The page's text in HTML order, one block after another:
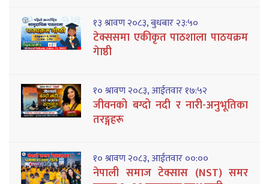
१३ श्रावण २०८३, बुधबार २३:५०
टेक्ससमा एकीकृत पाठशाला पाठयक्रम
गेाष्ठी
१० श्रावण २०८३, आईतवार १७:५२
जीवनको बग्दो नदी र नारी-अनुभूतिका
तरङ्गहरू
१० श्रावण २०८३, आईतवार ००:००
नेपाली समाज टेक्सास (NST) समर